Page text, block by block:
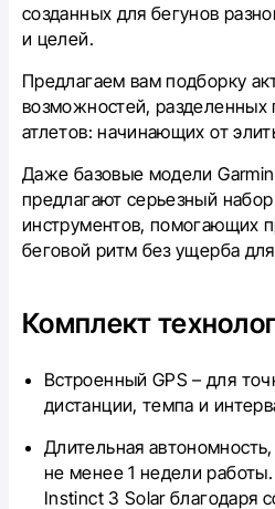
созданных для бегунов
и целей.
Предлагаем вам подборку
возможностей, разделенных
атлетов: начинающих от
Даже базовые модели
предлагают серьезный
инструментов, помогающих
беговой ритм без ущерба
Комплект
Встроенный GPS – для
дистанции, темпа и
Длительная
не менее 1 недели
Instinct 3 Solar благодаря